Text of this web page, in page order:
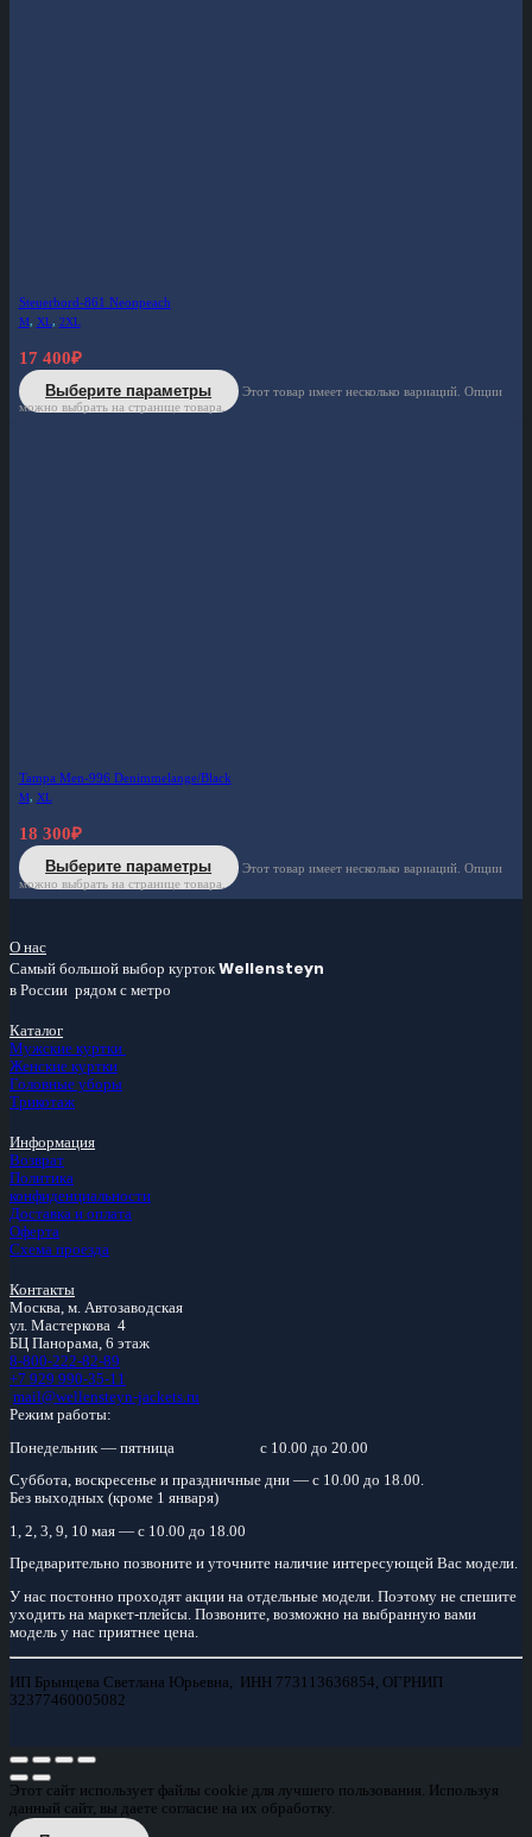
Steuerbord-861 Neonpeach
M, XL, 2XL
17 400₽
Выберите параметры
Этот товар имеет несколько вариаций. Опции
можно выбрать на странице товара.
Tampa Men-996 Denimmelange/Black
M, XL
18 300₽
Выберите параметры
Этот товар имеет несколько вариаций. Опции
можно выбрать на странице товара.
О нас
Самый большойвыбор куртокWellensteyn
в России рядом с метро
Каталог
Мужские куртки
Женские куртки
Головные уборы
Трикотаж
Информация
Возврат
Политика
конфиденциальности
Доставка и оплата
Оферта
Схема проезда
Контакты
Москва, м. Автозаводская
ул. Мастеркова 4
БЦ Панорама, 6 этаж
8-800-222-82-89
+7 929 990-35-11
mail@wellensteyn-jackets.ru
Режим работы:
Понедельник — пятница с 10.00 до 20.00
Суббота, воскресенье и праздничные дни — с 10.00 до 18.00.
Без выходных (кроме 1 января)
1, 2, 3, 9, 10 мая — с 10.00 до 18.00
Предварительно позвоните и уточните наличие интересующей Вас модели.
У нас постонно проходят акции на отдельные модели. Поэтому не спешите
уходить на маркет-плейсы. Позвоните, возможно на выбранную вами
модель у нас приятнее цена.
ИП Брынцева Светлана Юрьевна, ИНН 773113636854, ОГРНИП
32377460005082
Этот сайт использует файлы cookie для лучшего пользования. Используя
данный сайт, вы даете согласие на их обработку.